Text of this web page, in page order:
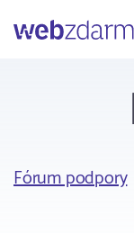
Webzdarma
Fórum podpory